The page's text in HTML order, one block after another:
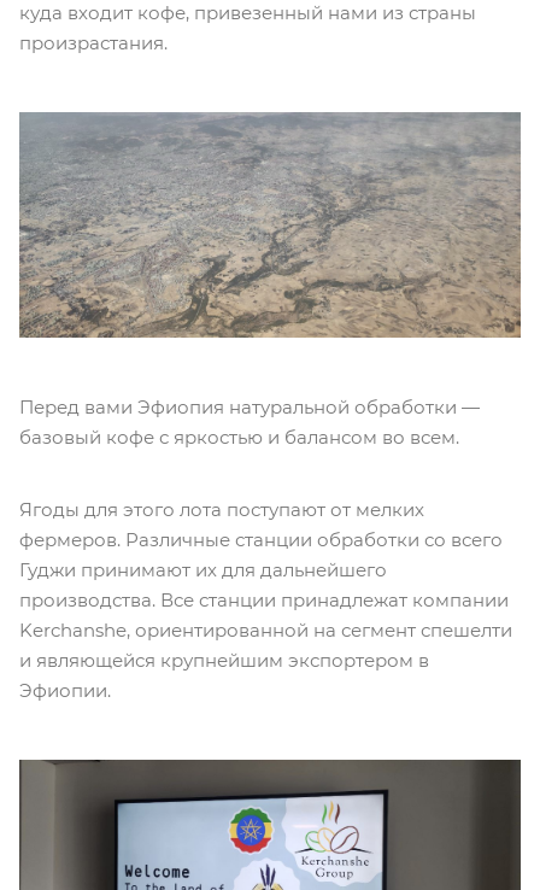
куда входит кофе, привезенный нами из страны
произрастания.
Перед вами Эфиопия натуральной обработки —
базовый кофе с яркостью и балансом во всем.
Ягоды для этого лота поступают от мелких
фермеров. Различные станции обработки со всего
Гуджи принимают их для дальнейшего
производства. Все станции принадлежат компании
Kerchanshe, ориентированной на сегмент спешелти
и являющейся крупнейшим экспортером в
Эфиопии.